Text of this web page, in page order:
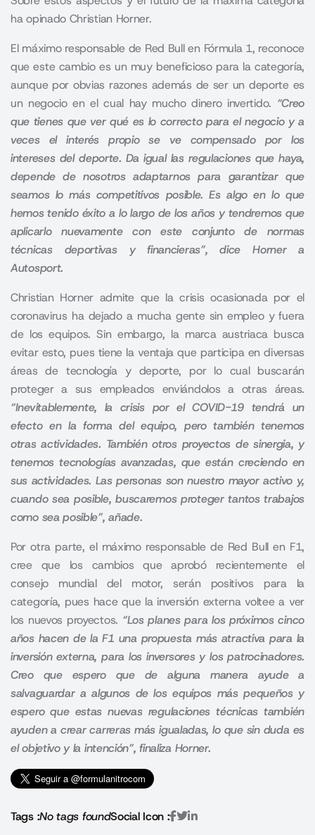
ha opinado Christian Horner.
El máximo responsable de Red Bull en Fórmula 1, reconoce
que este cambio es un muy beneficioso para la categoría,
aunque por obvias razones además de ser un deporte es
un negocio en el cual hay mucho dinero invertido. “Creo
que tienes que ver qué es lo correcto para el negocio y a
veces el interés propio se ve compensado por los
intereses del deporte. Da igual las regulaciones que haya,
depende de nosotros adaptarnos para garantizar que
seamos lo más competitivos posible. Es algo en lo que
hemos tenido éxito a lo largo de los años y tendremos que
aplicarlo nuevamente con este conjunto de normas
técnicas deportivas y financieras”, dice Horner a
Autosport.
Christian Horner admite que la crisis ocasionada por el
coronavirus ha dejado a mucha gente sin empleo y fuera
de los equipos. Sin embargo, la marca austriaca busca
evitar esto, pues tiene la ventaja que participa en diversas
áreas de tecnología y deporte, por lo cual buscarán
proteger a sus empleados enviándolos a otras áreas.
“Inevitablemente, la crisis por el COVID-19 tendrá un
efecto en la forma del equipo, pero también tenemos
otras actividades. También otros proyectos de sinergia, y
tenemos tecnologías avanzadas, que están creciendo en
sus actividades. Las personas son nuestro mayor activo y,
cuando sea posible, buscaremos proteger tantos trabajos
como sea posible”, añade.
Por otra parte, el máximo responsable de Red Bull en F1,
cree que los cambios que aprobó recientemente el
consejo mundial del motor, serán positivos para la
categoría, pues hace que la inversión externa voltee a ver
los nuevos proyectos. “Los planes para los próximos cinco
años hacen de la F1 una propuesta más atractiva para la
inversión externa, para los inversores y los patrocinadores.
Creo que espero que de alguna manera ayude a
salvaguardar a algunos de los equipos más pequeños y
espero que estas nuevas regulaciones técnicas también
ayuden a crear carreras más igualadas, lo que sin duda es
el objetivo y la intención”, finaliza Horner.
Tags :No tags foundSocial Icon :